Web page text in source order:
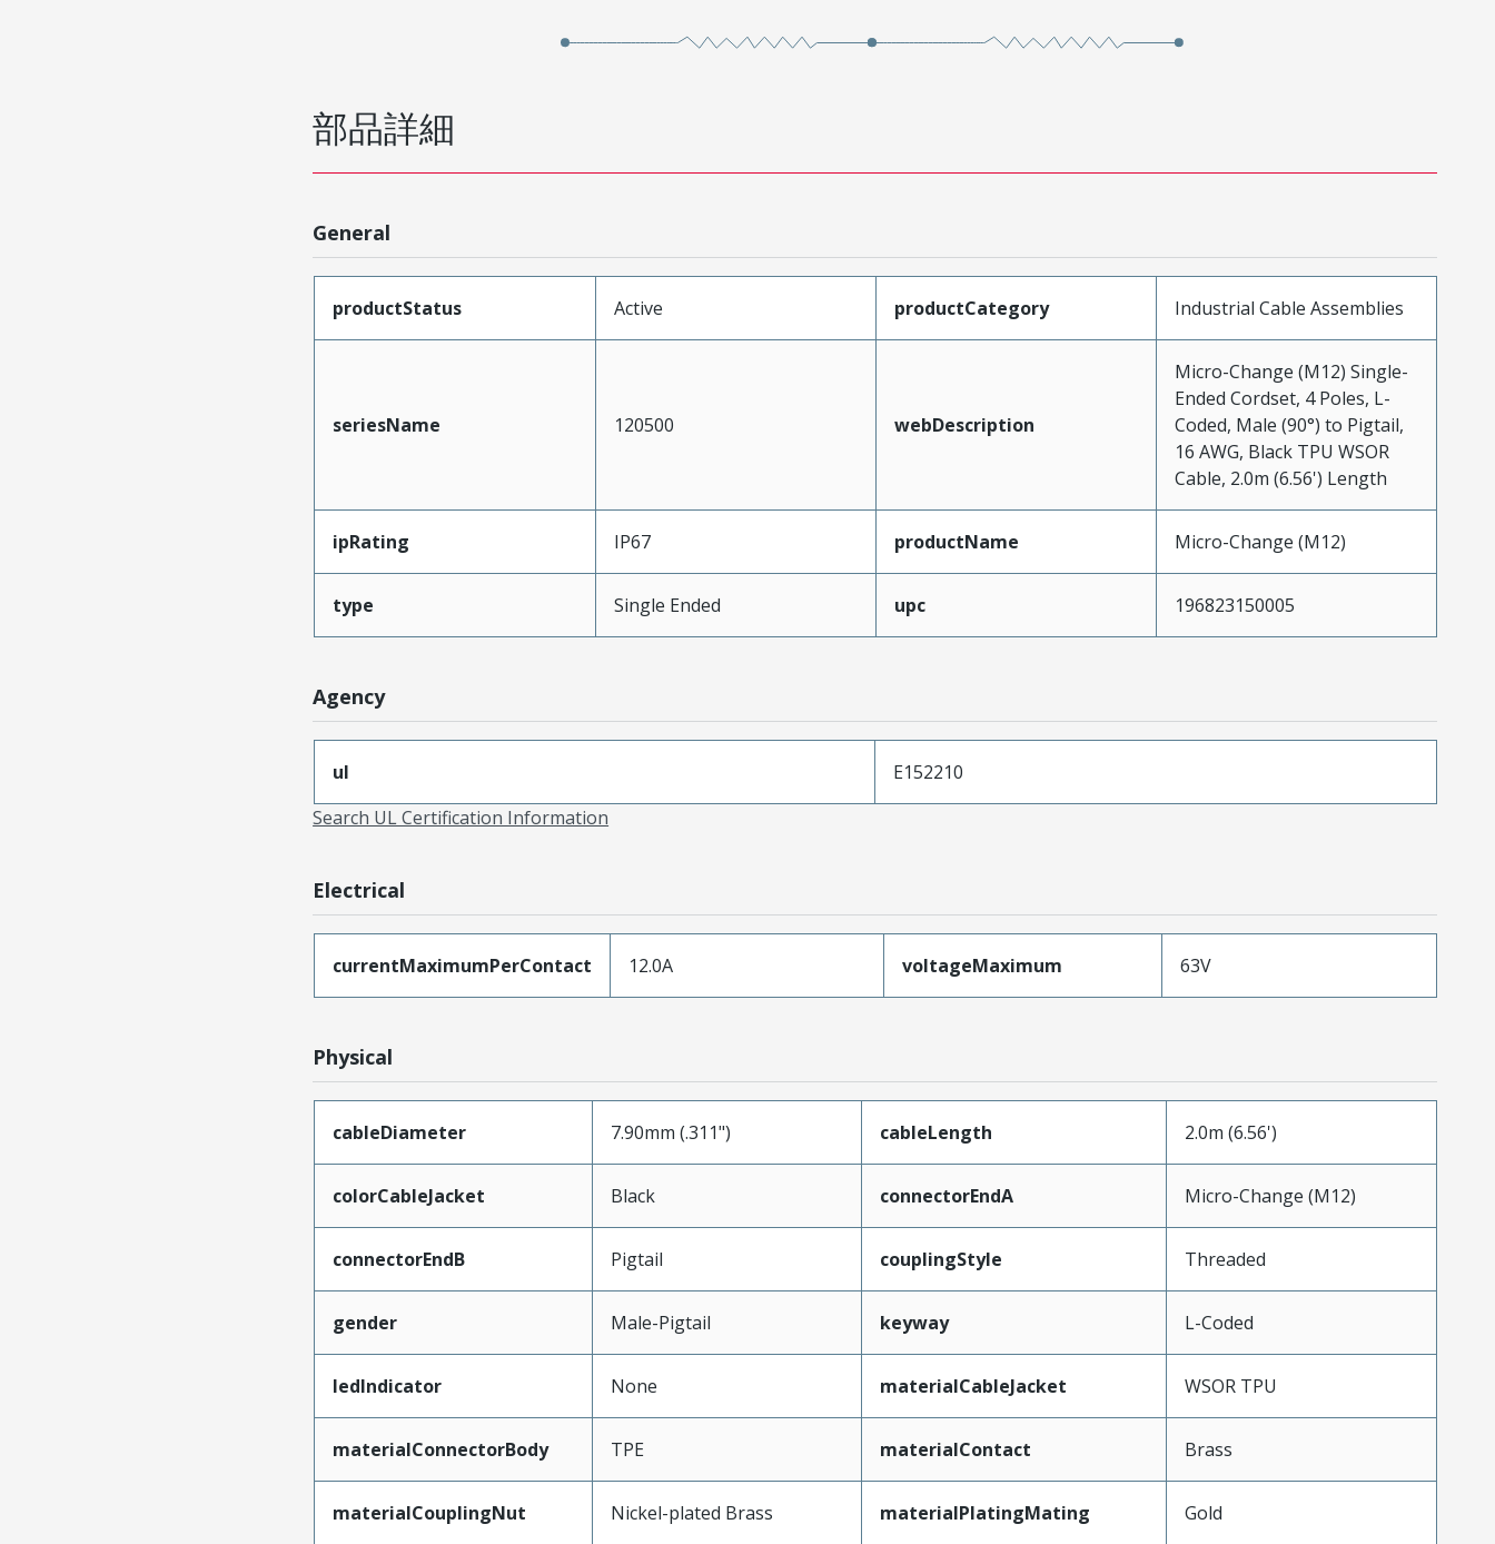
部品詳細
General
productStatus Active productCategory Industrial Cable Assemblies
seriesName 120500 webDescription
Micro-Change (M12) Single-
Ended Cordset, 4 Poles, L-
Coded, Male (90°) to Pigtail,
16 AWG, Black TPU WSOR
Cable, 2.0m (6.56') Length
ipRating IP67 productName Micro-Change (M12)
type Single Ended upc 196823150005
Agency
ul
E152210
Search UL Certification Information
Electrical
currentMaximumPerContact 12.0A voltageMaximum 63V
Physical
cableDiameter 7.90mm (.311") cableLength 2.0m (6.56')
colorCableJacket Black connectorEndA Micro-Change (M12)
connectorEndB Pigtail couplingStyle Threaded
gender Male-Pigtail keyway L-Coded
ledIndicator None materialCableJacket WSOR TPU
materialConnectorBody TPE materialContact Brass
materialCouplingNut Nickel-plated Brass materialPlatingMating Gold